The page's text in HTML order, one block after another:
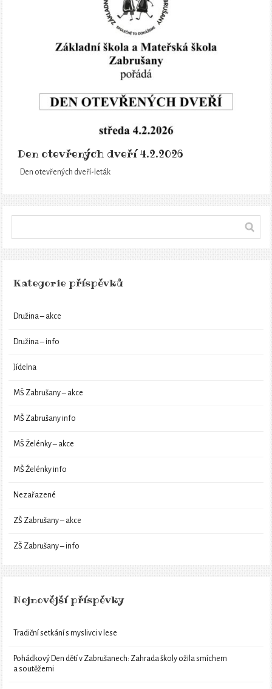
Den otevřených dveří 4.2.2026
Den otevřených dveří-leták
Kategorie příspěvků
Družina – akce
Družina – info
Jídelna
MŠ Zabrušany – akce
MŠ Zabrušany info
MŠ Želénky – akce
MŠ Želénky info
Nezařazené
ZŠ Zabrušany – akce
ZŠ Zabrušany – info
Nejnovější příspěvky
Tradiční setkání s myslivci v lese
Pohádkový Den dětí v Zabrušanech: Zahrada školy ožila smíchem
a soutěžemi